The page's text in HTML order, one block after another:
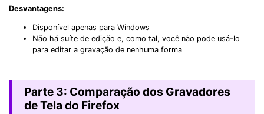
Desvantagens:
Disponível apenas para Windows
Não há suíte de edição e, como tal, você não pode usá-lo
para editar a gravação de nenhuma forma
Parte 3: Comparação dos Gravadores
de Tela do Firefox